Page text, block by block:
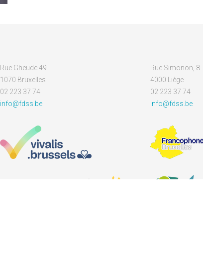
Rue Gheude 49
1070 Bruxelles
02 223 37 74
info@fdss.be
Rue Simonon, 8
4000 Liège
02 223 37 74
info@fdss.be